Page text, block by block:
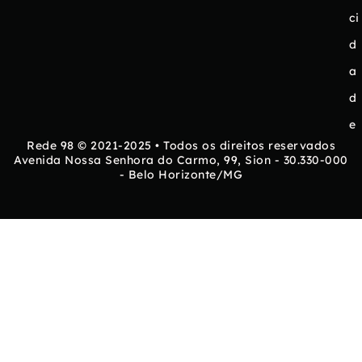
ci
d
a
d
e
Rede 98 © 2021-2025 • Todos os direitos reservados
Avenida Nossa Senhora do Carmo, 99, Sion - 30.330-000
- Belo Horizonte/MG